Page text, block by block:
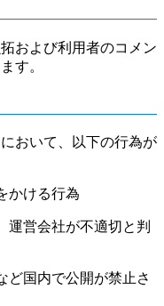
および利用者のコメン
す。
おいて、以下の行為が
かける行為
運営会社が不適切と判
ど国内で公開が禁止さ